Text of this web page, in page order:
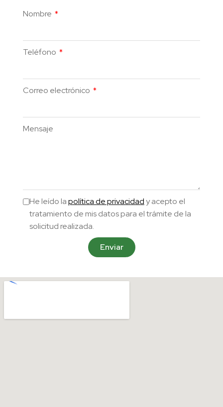
Nombre
Teléfono
Correo electrónico
Mensaje
He leído lapolítica de privacidady acepto el
tratamiento de mis datos para el trámite de la
solicitud realizada.
Enviar